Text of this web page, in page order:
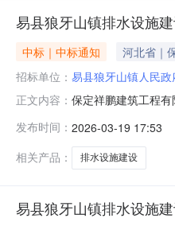
易县狼牙山镇排水设施
中标｜中标通知 河北省｜
招标单位： 易县狼牙山镇人民政
正文内容： 保定祥鹏建筑工程
日内，依照相关法
山镇人民政府(盖单
发布时间： 2026-03-19 17:53
相关产品：
排水设施建设
易县狼牙山镇排水设施